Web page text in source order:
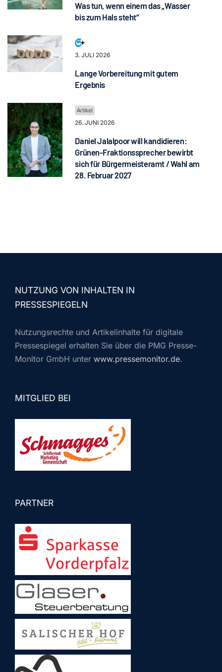
Was tun, wenn einem das „Wasser
bis zum Hals steht“
3. JULI 2026
Lange Vorbereitung mit gutem
Ergebnis
26. JUNI 2026
Daniel Jalalpoor will kandidieren:
Grünen-Fraktionssprecher bewirbt
sich für Bürgermeisteramt / Wahl am
28. Februar 2027
NUTZUNG VON INHALTEN IN
PRESSESPIEGELN
Nutzungsrechte und Artikelinhalte für digitale
Pressespiegel erhalten Sie über die PMG Presse-
Monitor GmbH unter www.pressemonitor.de.
MITGLIED BEI
PARTNER